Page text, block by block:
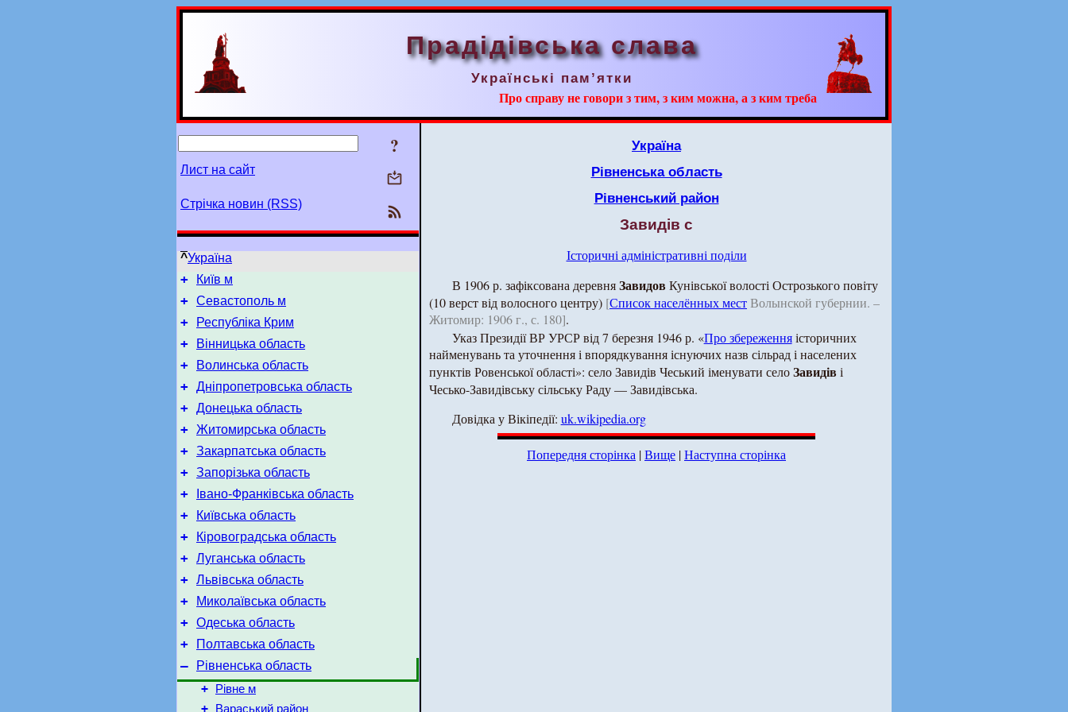
Прадідівська слава
Українські пам’ятки
Про справу не говори з тим, з ким можна, а з ким треба
?
Лист на сайт
Стрічка новин (RSS)
^Україна
+ Київ м
+ Севастополь м
+ Республіка Крим
+ Вінницька область
+ Волинська область
+ Дніпропетровська область
+ Донецька область
+ Житомирська область
+ Закарпатська область
+ Запорізька область
+ Івано-Франківська область
+ Київська область
+ Кіровоградська область
+ Луганська область
+ Львівська область
+ Миколаївська область
+ Одеська область
+ Полтавська область
–
Рівненська область
+
Рівне м
+ Вараський район
Україна
Рівненська область
Рівненський район
Завидів с
Історичні адміністративні поділи
В 1906 р. зафіксована деревняЗавидов Кунівської волості Острозького повіту
(10 верст від волосного центру) [Список населённых местВолынской губернии. –
Житомир: 1906 г., с. 180].
Указ Президії ВР УРСР від 7 березня 1946 р. «Про збереженняісторичних
найменувань та уточнення і впорядкування існуючих назв сільрад і населених
пунктів Ровенської області»: село Завидів Чеський іменувати селоЗавидів і
Чесько-Завидівську сільську Раду — Завидівська.
Довідка у Вікіпедії: uk.wikipedia.org
Попередня сторінка |Вище |Наступна сторінка